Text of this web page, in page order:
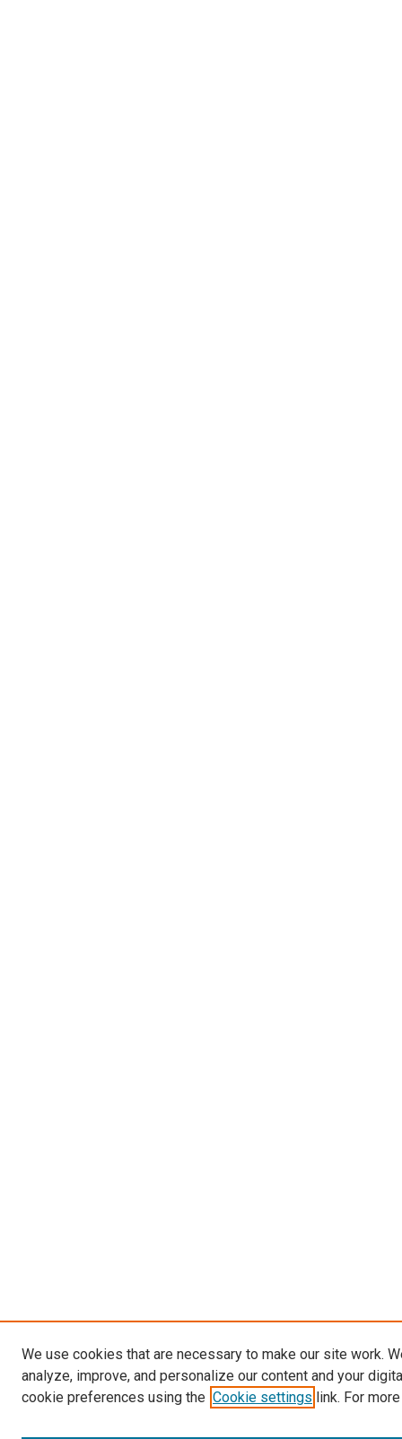
We use cookies that are necessary to make our site work.
analyze, improve, and personalize our content and your
cookie preferences using the Cookie settings link. For